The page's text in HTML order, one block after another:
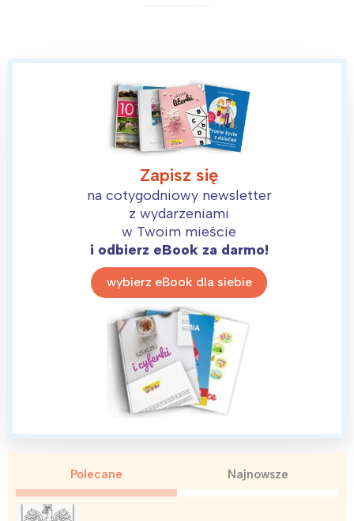
Zapisz się
na cotygodniowy newsletter
z wydarzeniami
w Twoim mieście
i odbierz eBook za darmo!
wybierz eBook dla siebie
Polecane Najnowsze
Trójmiasto
Wrocław
Południe
Północ
Wszystkie
Wybieram